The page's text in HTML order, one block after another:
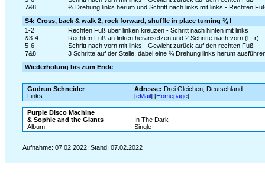
7&8
¼ Drehung links herum und Schritt nach links mit links - Rechten
S4: Cross, back & walk 2, rock forward, shuffle in place turning ¾ l
1-2
Rechten Fuß über linken kreuzen - Schritt nach hinten mit links
&3-4
Rechten Fuß an linken heransetzen und 2 Schritte nach vorn (l - r)
5-6
Schritt nach vorn mit links - Gewicht zurück auf den rechten Fuß
7&8
3 Schritte auf der Stelle, dabei eine ¾ Drehung links herum
Wiederholung bis zum Ende
Gudrun Schneider Adresse: Drei Gleichen, Deutschland
Links:
[eMail] [Homepage]
Purple Disco Machine
& Sophie and the Giants
In The Dark
Album:
Single
Aufnahme: 07.02.2022; Stand: 07.02.2022